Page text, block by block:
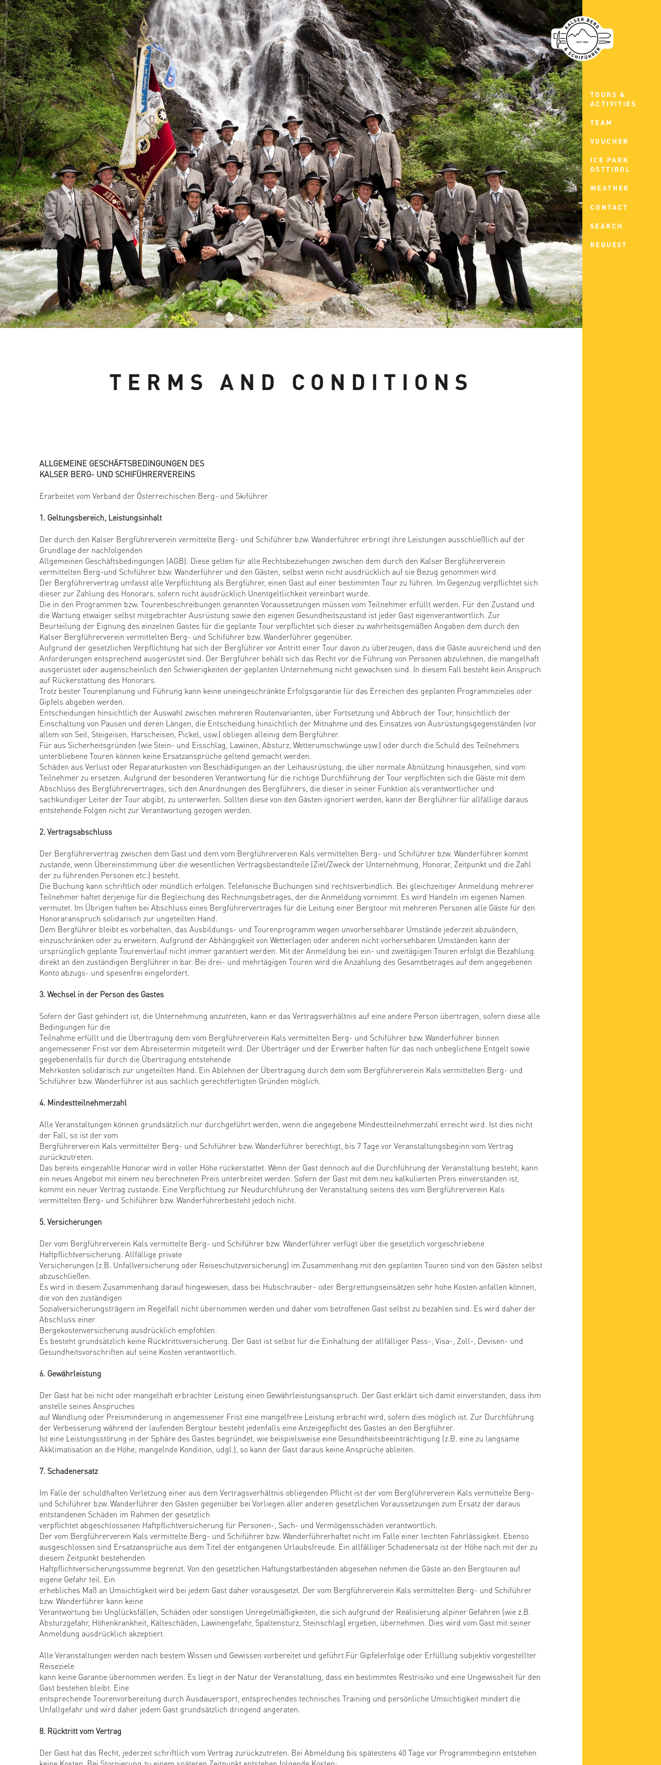
TOURS &
ACTIVITIES
TEAM
VOUCHER
ICE PARK
OSTTIROL
WEATHER
CONTACT
SEARCH
REQUEST
TERMS AND CONDITIONS
ALLGEMEINE GESCHÄFTSBEDINGUNGEN DES
KALSER BERG- UND SCHIFÜHRERVEREINS
Erarbeitet vom Verband der Österreichischen Berg- und Skiführer
1. Geltungsbereich, Leistungsinhalt
Der durch den Kalser Bergführerverein vermittelte Berg- und Schiführer bzw. Wanderführer erbringt ihre Leistungen ausschließlich auf der
Grundlage der nachfolgenden
Allgemeinen Geschäftsbedingungen (AGB). Diese gelten für alle Rechtsbeziehungen zwischen dem durch den Kalser Bergführerverein
vermittelten Berg-und Schiführer bzw. Wanderführer und den Gästen, selbst wenn nicht ausdrücklich auf sie Bezug genommen wird.
Der Bergführervertrag umfasst alle Verpflichtung als Bergführer, einen Gast auf einer bestimmten Tour zu führen. Im Gegenzug verpflichtet sich
dieser zur Zahlung des Honorars, sofern nicht ausdrücklich Unentgeltlichkeit vereinbart wurde.
Die in den Programmen bzw. Tourenbeschreibungen genannten Voraussetzungen müssen vom Teilnehmer erfüllt werden. Für den Zustand und
die Wartung etwaiger selbst mitgebrachter Ausrüstung sowie den eigenen Gesundheitszustand ist jeder Gast eigenverantwortlich. Zur
Beurteilung der Eignung des einzelnen Gastes für die geplante Tour verpflichtet sich dieser zu wahrheitsgemäßen Angaben dem durch den
Kalser Bergführerverein vermittelten Berg- und Schiführer bzw. Wanderführer gegenüber.
Aufgrund der gesetzlichen Verpflichtung hat sich der Bergführer vor Antritt einer Tour davon zu überzeugen, dass die Gäste ausreichend und den
Anforderungen entsprechend ausgerüstet sind. Der Bergführer behält sich das Recht vor die Führung von Personen abzulehnen, die mangelhaft
ausgerüstet oder augenscheinlich den Schwierigkeiten der geplanten Unternehmung nicht gewachsen sind. In diesem Fall besteht kein Anspruch
auf Rückerstattung des Honorars.
Trotz bester Tourenplanung und Führung kann keine uneingeschränkte Erfolgsgarantie für das Erreichen des geplanten Programmzieles oder
Gipfels abgeben werden.
Entscheidungen hinsichtlich der Auswahl zwischen mehreren Routenvarianten, über Fortsetzung und Abbruch der Tour, hinsichtlich der
Einschaltung von Pausen und deren Längen, die Entscheidung hinsichtlich der Mitnahme und des Einsatzes von Ausrüstungsgegenständen (vor
allem von Seil, Steigeisen, Harscheisen, Pickel, usw.) obliegen alleinig dem Bergführer.
Für aus Sicherheitsgründen (wie Stein- und Eisschlag, Lawinen, Absturz, Wetterumschwünge usw.) oder durch die Schuld des Teilnehmers
unterbliebene Touren können keine Ersatzansprüche geltend gemacht werden.
Schäden aus Verlust oder Reparaturkosten von Beschädigungen an der Leihausrüstung, die über normale Abnützung hinausgehen, sind vom
Teilnehmer zu ersetzen. Aufgrund der besonderen Verantwortung für die richtige Durchführung der Tour verpflichten sich die Gäste mit dem
Abschluss des Bergführervertrages, sich den Anordnungen des Bergführers, die dieser in seiner Funktion als verantwortlicher und
sachkundiger Leiter der Tour abgibt, zu unterwerfen. Sollten diese von den Gästen ignoriert werden, kann der Bergführer für allfällige daraus
entstehende Folgen nicht zur Verantwortung gezogen werden.
2. Vertragsabschluss
Der Bergführervertrag zwischen dem Gast und dem vom Bergführerverein Kals vermittelten Berg- und Schiführer bzw. Wanderführer kommt
zustande, wenn Übereinstimmung über die wesentlichen Vertragsbestandteile (Ziel/Zweck der Unternehmung, Honorar, Zeitpunkt und die Zahl
der zu führenden Personen etc.) besteht.
Die Buchung kann schriftlich oder mündlich erfolgen. Telefonische Buchungen sind rechtsverbindlich. Bei gleichzeitiger Anmeldung mehrerer
Teilnehmer haftet derjenige für die Begleichung des Rechnungsbetrages, der die Anmeldung vornimmt. Es wird Handeln im eigenen Namen
vermutet. Im Übrigen haften bei Abschluss eines Bergführervertrages für die Leitung einer Bergtour mit mehreren Personen alle Gäste für den
Honoraranspruch solidarisch zur ungeteilten Hand.
Dem Bergführer bleibt es vorbehalten, das Ausbildungs- und Tourenprogramm wegen unvorhersehbarer Umstände jederzeit abzuändern,
einzuschränken oder zu erweitern. Aufgrund der Abhängigkeit von Wetterlagen oder anderen nicht vorhersehbaren Umständen kann der
ursprünglich geplante Tourenverlauf nicht immer garantiert werden. Mit der Anmeldung bei ein- und zweitägigen Touren erfolgt die Bezahlung
direkt an den zuständigen Bergführer in bar. Bei drei- und mehrtägigen Touren wird die Anzahlung des Gesamtbetrages auf dem angegebenen
Konto abzugs- und spesenfrei eingefordert.
3. Wechsel in der Person des Gastes
Sofern der Gast gehindert ist, die Unternehmung anzutreten, kann er das Vertragsverhältnis auf eine andere Person übertragen, sofern diese alle
Bedingungen für die
Teilnahme erfüllt und die Übertragung dem vom Bergführerverein Kals vermittelten Berg- und Schiführer bzw. Wanderführer binnen
angemessener Frist vor dem Abreisetermin mitgeteilt wird. Der Überträger und der Erwerber haften für das noch unbeglichene Entgelt sowie
gegebenenfalls für durch die Übertragung entstehende
Mehrkosten solidarisch zur ungeteilten Hand. Ein Ablehnen der Übertragung durch dem vom Bergführerverein Kals vermittelten Berg- und
Schiführer bzw. Wanderführer ist aus sachlich gerechtfertigten Gründen möglich.
4. Mindestteilnehmerzahl
Alle Veranstaltungen können grundsätzlich nur durchgeführt werden, wenn die angegebene Mindestteilnehmerzahl erreicht wird. Ist dies nicht
der Fall, so ist der vom
Bergführerverein Kals vermittelter Berg- und Schiführer bzw. Wanderführer berechtigt, bis 7 Tage vor Veranstaltungsbeginn vom Vertrag
zurückzutreten.
Das bereits eingezahlte Honorar wird in voller Höhe rückerstattet. Wenn der Gast dennoch auf die Durchführung der Veranstaltung besteht, kann
ein neues Angebot mit einem neu berechneten Preis unterbreitet werden. Sofern der Gast mit dem neu kalkulierten Preis einverstanden ist,
kommt ein neuer Vertrag zustande. Eine Verpflichtung zur Neudurchführung der Veranstaltung seitens des vom Bergführerverein Kals
vermittelten Berg- und Schiführer bzw. Wanderführerbesteht jedoch nicht.
5. Versicherungen
Der vom Bergführerverein Kals vermittelte Berg- und Schiführer bzw. Wanderführer verfügt über die gesetzlich vorgeschriebene
Haftpflichtversicherung. Allfällige private
Versicherungen (z.B. Unfallversicherung oder Reiseschutzversicherung) im Zusammenhang mit den geplanten Touren sind von den Gästen selbst
abzuschließen.
Es wird in diesem Zusammenhang darauf hingewiesen, dass bei Hubschrauber- oder Bergrettungseinsätzen sehr hohe Kosten anfallen können,
die von den zuständigen
Sozialversicherungsträgern im Regelfall nicht übernommen werden und daher vom betroffenen Gast selbst zu bezahlen sind. Es wird daher der
Abschluss einer
Bergekostenversicherung ausdrücklich empfohlen.
Es besteht grundsätzlich keine Rücktrittsversicherung. Der Gast ist selbst für die Einhaltung der allfälliger Pass-, Visa-, Zoll-, Devisen- und
Gesundheitsvorschriften auf seine Kosten verantwortlich.
6. Gewährleistung
Der Gast hat bei nicht oder mangelhaft erbrachter Leistung einen Gewährleistungsanspruch. Der Gast erklärt sich damit einverstanden, dass ihm
anstelle seines Anspruches
auf Wandlung oder Preisminderung in angemessener Frist eine mangelfreie Leistung erbracht wird, sofern dies möglich ist. Zur Durchführung
der Verbesserung während der laufenden Bergtour besteht jedenfalls eine Anzeigepflicht des Gastes an den Bergführer.
Ist eine Leistungsstörung in der Sphäre des Gastes begründet, wie beispielsweise eine Gesundheitsbeeinträchtigung (z.B. eine zu langsame
Akklimatisation an die Höhe, mangelnde Kondition, udgl.), so kann der Gast daraus keine Ansprüche ableiten.
7. Schadenersatz
Im Falle der schuldhaften Verletzung einer aus dem Vertragsverhältnis obliegenden Pflicht ist der vom Bergführerverein Kals vermittelte Berg-
und Schiführer bzw. Wanderführer den Gästen gegenüber bei Vorliegen aller anderen gesetzlichen Voraussetzungen zum Ersatz der daraus
entstandenen Schäden im Rahmen der gesetzlich
verpflichtet abgeschlossenen Haftpflichtversicherung für Personen-, Sach- und Vermögensschäden verantwortlich.
Der vom Bergführerverein Kals vermittelte Berg- und Schiführer bzw. Wanderführerhaftet nicht im Falle einer leichten Fahrlässigkeit. Ebenso
ausgeschlossen sind Ersatzansprüche aus dem Titel der entgangenen Urlaubsfreude. Ein allfälliger Schadenersatz ist der Höhe nach mit der zu
diesem Zeitpunkt bestehenden
Haftpflichtversicherungssumme begrenzt. Von den gesetzlichen Haftungstatbeständen abgesehen nehmen die Gäste an den Bergtouren auf
eigene Gefahr teil. Ein
erhebliches Maß an Umsichtigkeit wird bei jedem Gast daher vorausgesetzt. Der vom Bergführerverein Kals vermittelten Berg- und Schiführer
bzw. Wanderführer kann keine
Verantwortung bei Unglücksfällen, Schäden oder sonstigen Unregelmäßigkeiten, die sich aufgrund der Realisierung alpiner Gefahren (wie z.B.
Absturzgefahr, Höhenkrankheit, Kälteschäden, Lawinengefahr, Spaltensturz, Steinschlag) ergeben, übernehmen. Dies wird vom Gast mit seiner
Anmeldung ausdrücklich akzeptiert.
Alle Veranstaltungen werden nach bestem Wissen und Gewissen vorbereitet und geführt.Für Gipfelerfolge oder Erfüllung subjektiv vorgestellter
Reiseziele
kann keine Garantie übernommen werden. Es liegt in der Natur der Veranstaltung, dass ein bestimmtes Restrisiko und eine Ungewissheit für den
Gast bestehen bleibt. Eine
entsprechende Tourenvorbereitung durch Ausdauersport, entsprechendes technisches Training und persönliche Umsichtigkeit mindert die
Unfallgefahr und wird daher jedem Gast grundsätzlich dringend angeraten.
8. Rücktritt vom Vertrag
Der Gast hat das Recht, jederzeit schriftlich vom Vertrag zurückzutreten. Bei Abmeldung bis spätestens 40 Tage vor Programmbeginn entstehen